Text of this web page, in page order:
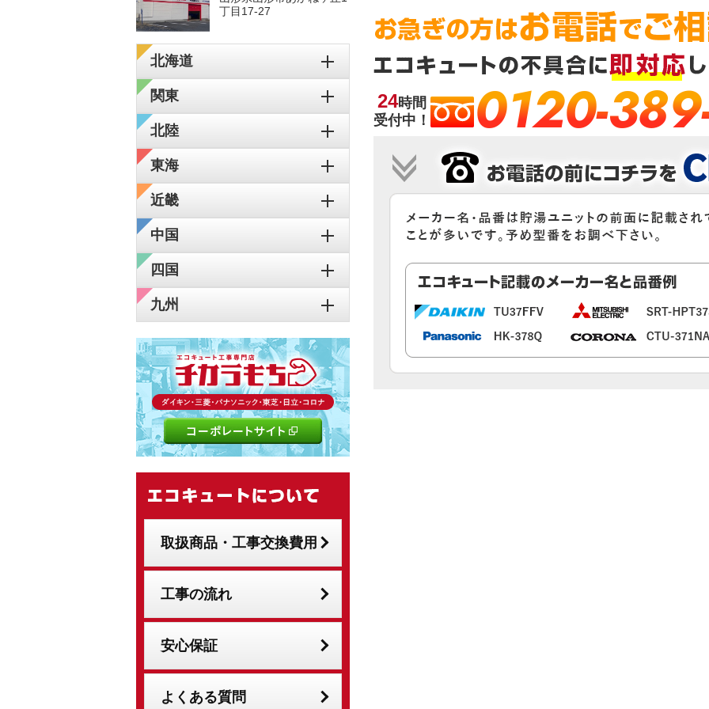
24時間
受付中！
0120-
丁目17-27
北海道
関東
北陸
東海
近畿
中国
四国
九州
取扱商品・工事交換費用
工事の流れ
安心保証
よくある質問